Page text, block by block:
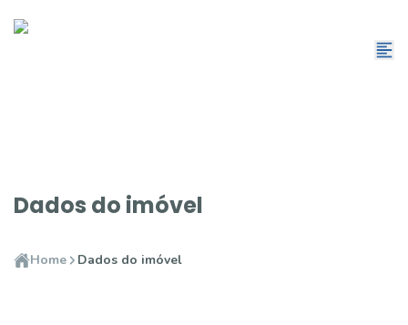
Dados do imóvel
Home Dados do imóvel